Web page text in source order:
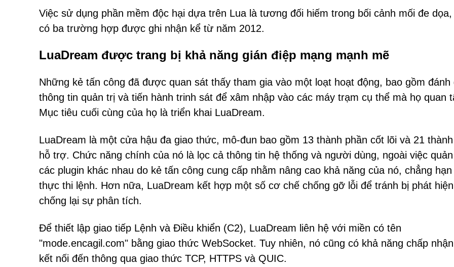
Việc sử dụng phần mềm độc hại dựa trên Lua là tương đối hiếm trong bối cảnh mối đe dọa,
có ba trường hợp được ghi nhận kể từ năm 2012.
LuaDream được trang bị khả năng gián điệp mạng mạnh mẽ
Những kẻ tấn công đã được quan sát thấy tham gia vào một loạt hoạt động, bao gồm đánh
thông tin quản trị và tiến hành trinh sát để xâm nhập vào các máy trạm cụ thể mà họ quan
Mục tiêu cuối cùng của họ là triển khai LuaDream.
LuaDream là một cửa hậu đa giao thức, mô-đun bao gồm 13 thành phần cốt lõi và 21
hỗ trợ. Chức năng chính của nó là lọc cả thông tin hệ thống và người dùng, ngoài việc
các plugin khác nhau do kẻ tấn công cung cấp nhằm nâng cao khả năng của nó, chẳng
thực thi lệnh. Hơn nữa, LuaDream kết hợp một số cơ chế chống gỡ lỗi để tránh bị phát
chống lại sự phân tích.
Để thiết lập giao tiếp Lệnh và Điều khiển (C2), LuaDream liên hệ với miền có tên
"mode.encagil.com" bằng giao thức WebSocket. Tuy nhiên, nó cũng có khả năng chấp
kết nối đến thông qua giao thức TCP, HTTPS và QUIC.